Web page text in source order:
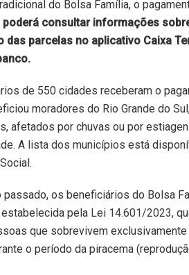
do Bolsa Família, o
consultar informações
das parcelas no aplicativo Caixa
de 550 cidades receberam o
moradores do Rio Grande do
afetados por chuvas ou por
A lista dos municípios está
passado, os beneficiários do Bolsa
pela Lei 14.601/2023,
que sobrevivem
o período da piracema